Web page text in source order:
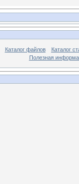
Каталог файлов
Каталог
Полезная